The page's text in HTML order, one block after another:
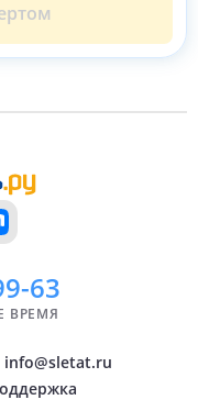
63
ВРЕМЯ
info@sletat.ru